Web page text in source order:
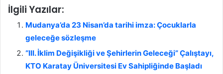
İlgili Yazılar:
Mudanya’da 23 Nisan’da tarihi imza: Çocuklarla
geleceğe sözleşme
“III. İklim Değişikliği ve Şehirlerin Geleceği” Çalıştayı,
KTO Karatay Üniversitesi Ev Sahipliğinde Başladı